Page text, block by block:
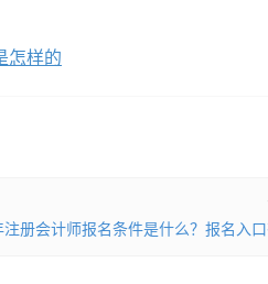
怎样的
册会计师报名条件是什么？报名入